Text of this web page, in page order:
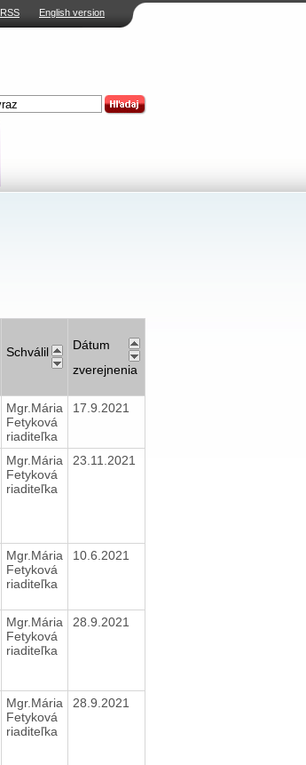
RSS English version
Schválil
Dátum
zverejnenia
Mgr.Mária
Fetyková
riaditeľka
17.9.2021
Mgr.Mária
Fetyková
riaditeľka
23.11.2021
Mgr.Mária
Fetyková
riaditeľka
10.6.2021
Mgr.Mária
Fetyková
riaditeľka
28.9.2021
Mgr.Mária
Fetyková
riaditeľka
28.9.2021